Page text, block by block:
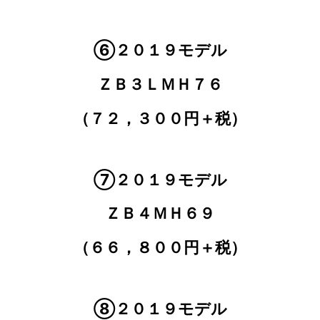
⑥２０１９モデル
ＺＢ３ＬＭＨ７６
（７２，３００円＋税）
⑦２０１９モデル
ＺＢ４ＭＨ６９
（６６，８００円＋税）
⑧２０１９モデル